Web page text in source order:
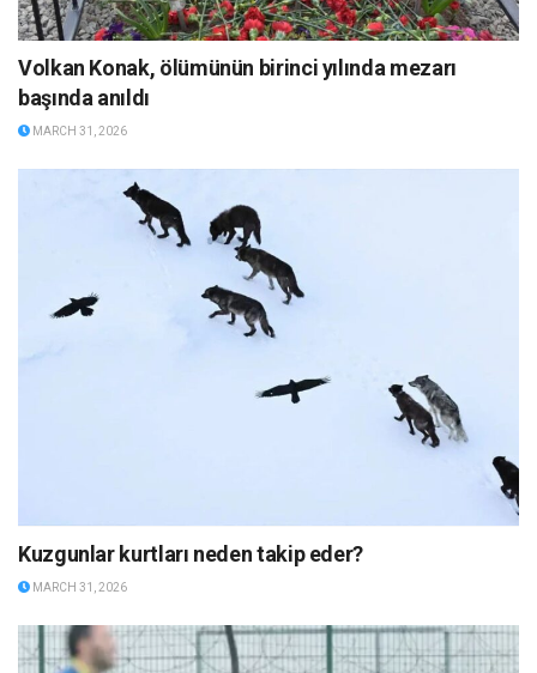
Volkan Konak, ölümünün birinci yılında mezarı
başında anıldı
MARCH 31, 2026
Kuzgunlar kurtları neden takip eder?
MARCH 31, 2026